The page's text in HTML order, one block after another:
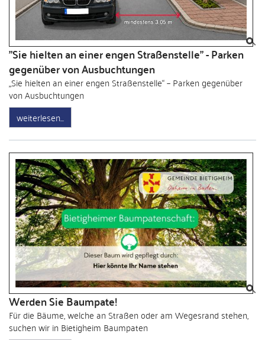
"Sie hielten an einer engen Straßenstelle" - Parken
gegenüber von Ausbuchtungen
„Sie hielten an einer engen Straßenstelle“ – Parken gegenüber
von Ausbuchtungen
weiterlesen
Werden Sie Baumpate!
Für die Bäume, welche an Straßen oder am Wegesrand stehen,
suchen wir in Bietigheim Baumpaten